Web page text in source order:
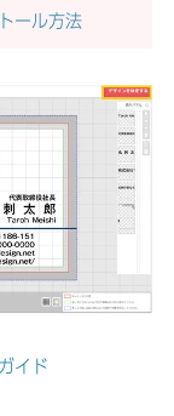
ール方法
イド